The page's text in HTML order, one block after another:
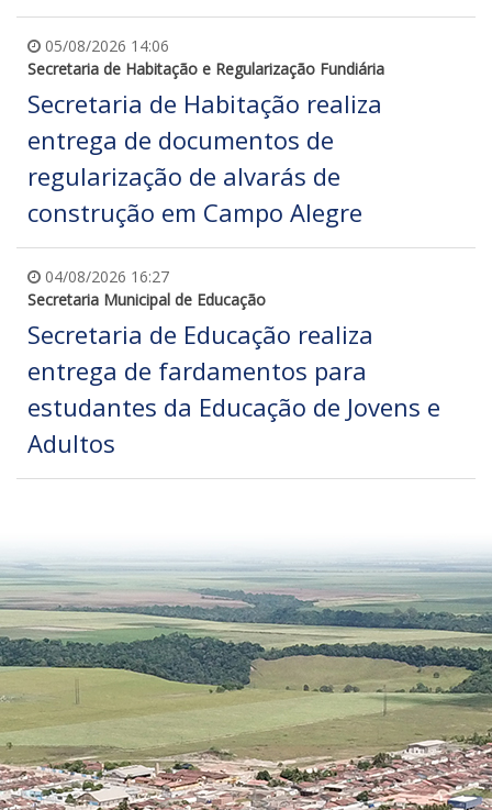
05/08/2026 14:06
Secretaria de Habitação e Regularização Fundiária
Secretaria de Habitação realiza
entrega de documentos de
regularização de alvarás de
construção em Campo Alegre
04/08/2026 16:27
Secretaria Municipal de Educação
Secretaria de Educação realiza
entrega de fardamentos para
estudantes da Educação de Jovens e
Adultos